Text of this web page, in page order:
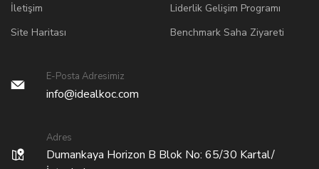
İletişim
Site Haritası
Liderlik Gelişim Programı
Benchmark Saha Ziyareti
E-Posta Adresimiz
info@idealkoc.com
Adres
Dumankaya Horizon B Blok No: 65/30 Kartal/